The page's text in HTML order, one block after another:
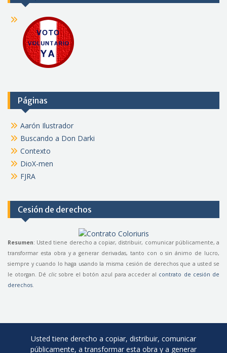
Páginas
Aarón Ilustrador
Buscando a Don Darki
Contexto
DioX-men
FJRA
Cesión de derechos
Resumen: Usted tiene derecho a copiar, distribuir, comunicar públicamente, a
transformar esta obra y a generar derivadas, tanto con o sin ánimo de lucro,
siempre y cuando lo haga usando la misma cesión de derechos que a usted se
le otorgan. Dé clicsobre el botón azul para acceder al contrato de cesión de
derechos
Usted tiene derecho a copiar, distribuir, comunicar
públicamente, a transformar esta obra y a generar